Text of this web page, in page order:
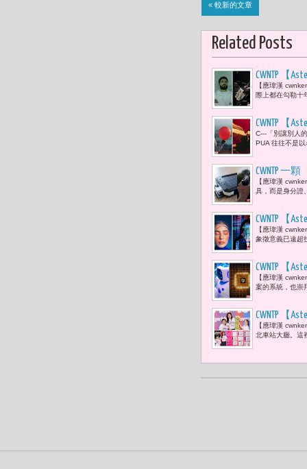
« 較新的文章
Related Posts
CWNTP 【
心智與文明
【應瑋漢
際上都在勾勒十
CWNTP 【
復成功的
C---「別讓別人
PUA 往往不是
CWNTP 一
【應瑋漢
具，而是身分證
CWNTP 【
生產權
【應瑋漢
象徵意義已遠超
CWNTP 【
果清算開
【應瑋漢
案的系統，也崇
CWNTP 【
圈模範生
【應瑋漢
北車站大廳。這